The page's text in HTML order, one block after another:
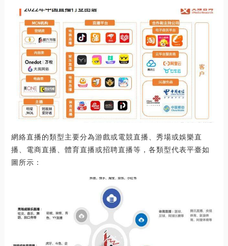
網絡直播的類型主要分為游戲或電競直播、秀場或娛樂直
播、電商直播、體育直播或招聘直播等，各類型代表平臺如
圖所示：